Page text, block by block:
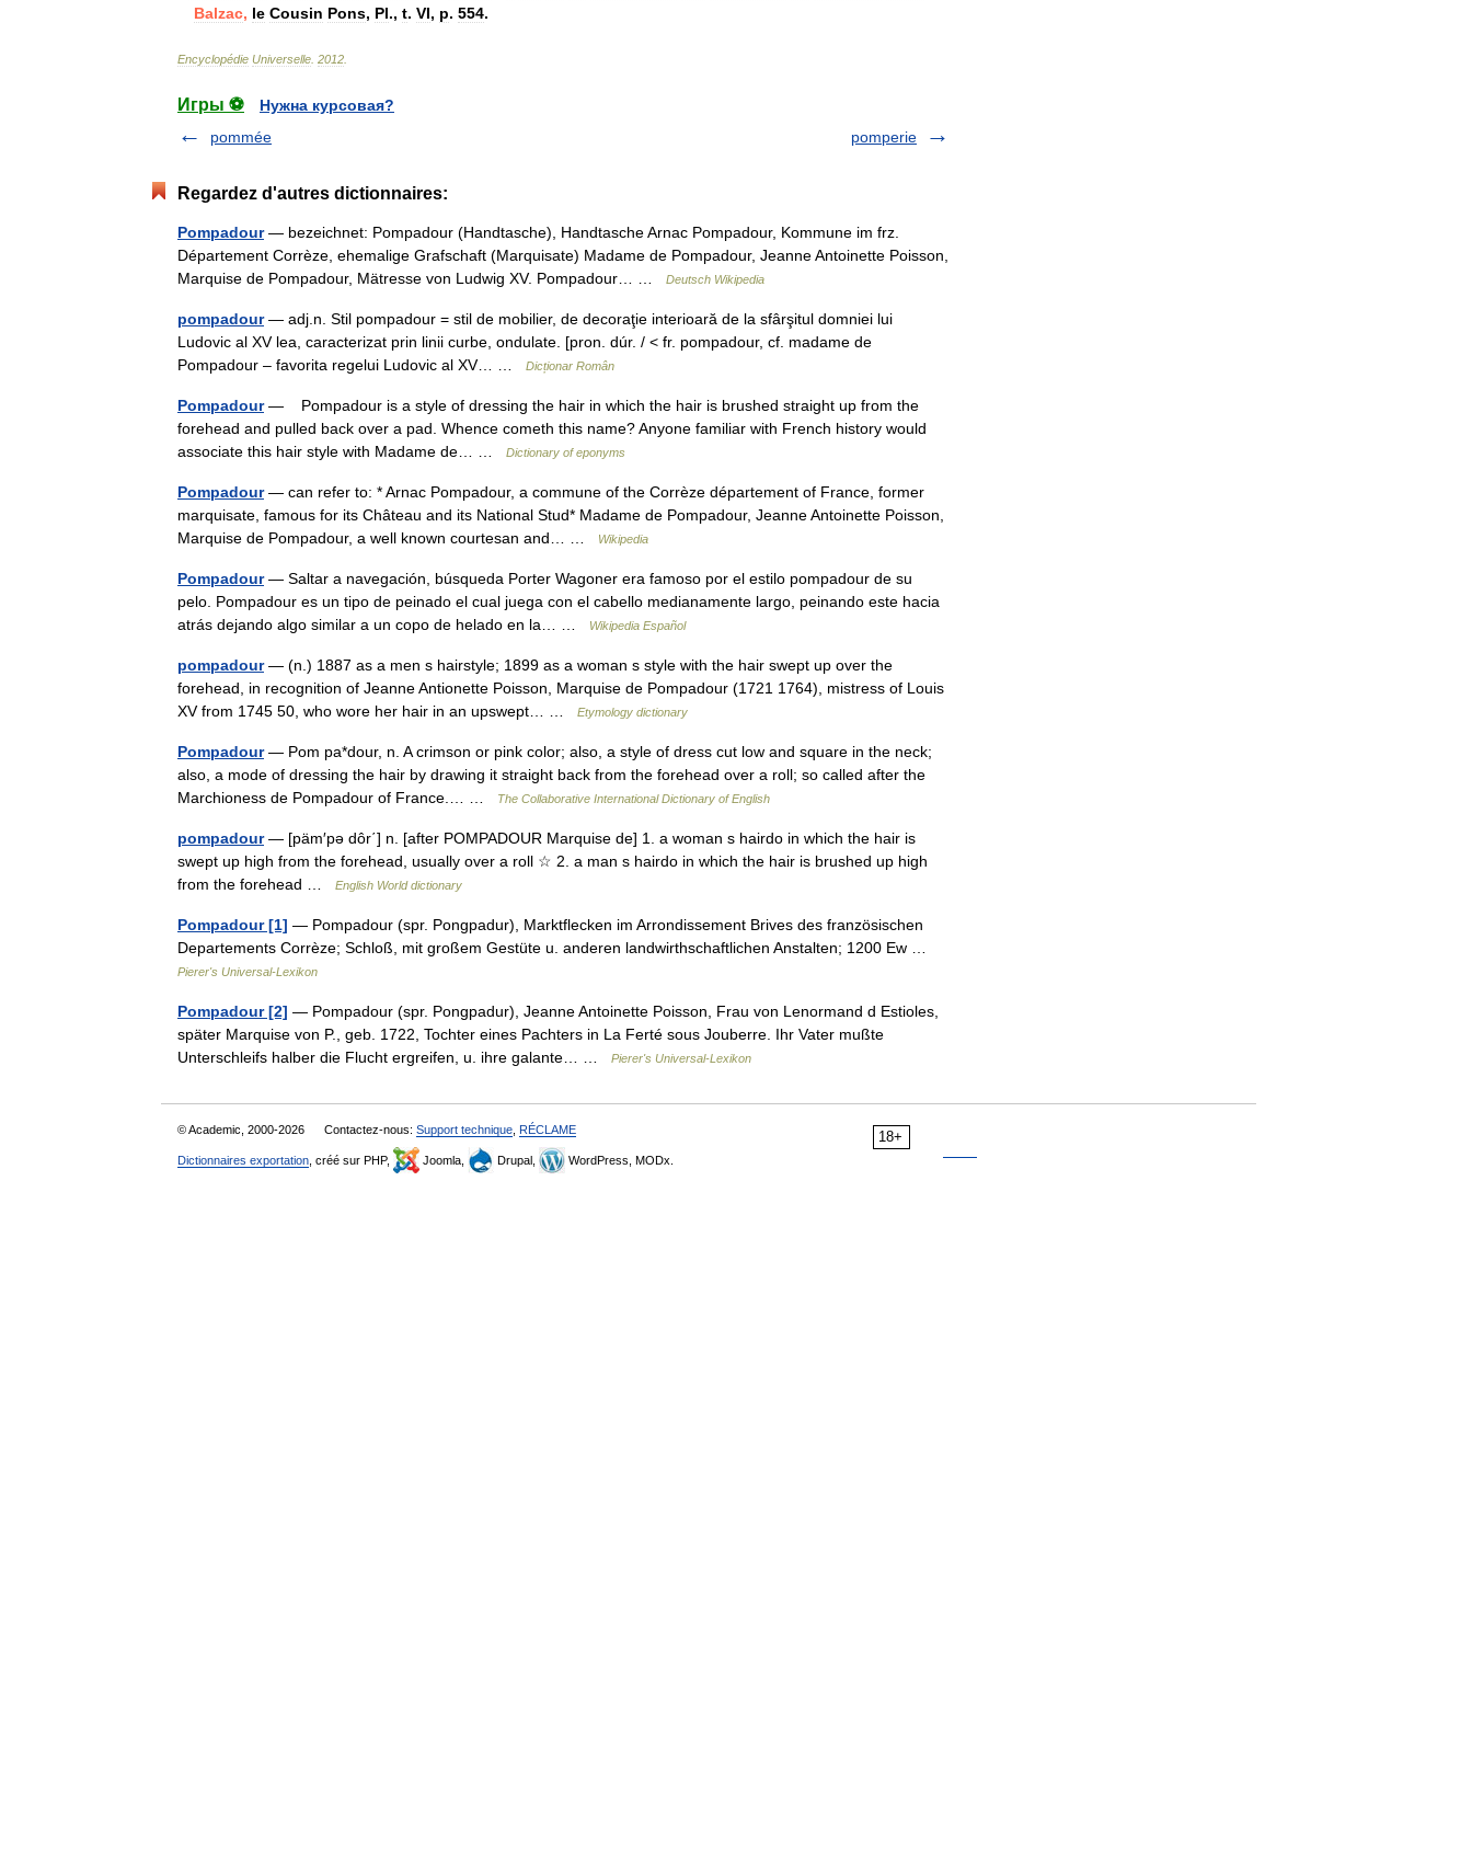
Balzac, le Cousin Pons, Pl., t. VI, p. 554.
Encyclopédie Universelle 2012
Игры ⚽
Нужна курсовая?
pommée
pomperie
Regardez d'autres dictionnaires:
Pompadour— bezeichnet: Pompadour (Handtasche), Handtasche Arnac Pompadour, Kommune im frz.
Département Corrèze, ehemalige Grafschaft (Marquisate) Madame de Pompadour, Jeanne Antoinette Poisson,
Marquise de Pompadour, Mätresse von Ludwig XV. Pompadour… …
Deutsch Wikipedia
pompadour— adj.n. Stil pompadour = stil de mobilier, de decoraţie interioară de la sfârşitul domniei lui
Ludovic al XV lea, caracterizat prin linii curbe, ondulate. [pron. dúr. / < fr. pompadour, cf. madame de
Pompadour – favorita regelui Ludovic al XV… …
Dicționar Român
Pompadour— Pompadour is a style of dressing the hair in which the hair is brushed straight up from the
forehead and pulled back over a pad. Whence cometh this name? Anyone familiar with French history would
associate this hair style with Madame de… …
Dictionary of eponyms
Pompadour— can refer to: * Arnac Pompadour, a commune of the Corrèze département of France, former
marquisate, famous for its Château and its National Stud* Madame de Pompadour, Jeanne Antoinette Poisson,
Marquise de Pompadour, a well known courtesan and… …
Wikipedia
Pompadour— Saltar a navegación, búsqueda Porter Wagoner era famoso por el estilo pompadour de su
pelo. Pompadour es un tipo de peinado el cual juega con el cabello medianamente largo, peinando este hacia
atrás dejando algo similar a un copo de helado en la… …
Wikipedia Español
pompadour— (n.) 1887 as a men s hairstyle; 1899 as a woman s style with the hair swept up over the
forehead, in recognition of Jeanne Antionette Poisson, Marquise de Pompadour (1721 1764), mistress of Louis
XV from 1745 50, who wore her hair in an upswept… …
Etymology dictionary
Pompadour— Pom pa*dour, n. A crimson or pink color; also, a style of dress cut low and square in the neck;
also, a mode of dressing the hair by drawing it straight back from the forehead over a roll; so called after the
Marchioness de Pompadour of France.… …
The Collaborative International Dictionary of English
pompadour— [päm′pə dôr΄] n. [after POMPADOUR Marquise de] 1. a woman s hairdo in which the hair is
swept up high from the forehead, usually over a roll ☆ 2. a man s hairdo in which the hair is brushed up high
from the forehead …
English World dictionary
Pompadour [1] — Pompadour (spr. Pongpadur), Marktflecken im Arrondissement Brives des französischen
Departements Corrèze; Schloß, mit großem Gestüte u. anderen landwirthschaftlichen Anstalten; 1200 Ew …
Pierer's Universal-Lexikon
Pompadour [2] — Pompadour (spr. Pongpadur), Jeanne Antoinette Poisson, Frau von Lenormand d Estioles,
später Marquise von P., geb. 1722, Tochter eines Pachters in La Ferté sous Jouberre. Ihr Vater mußte
Unterschleifs halber die Flucht ergreifen, u. ihre galante… …
Pierer's Universal-Lexikon
18+
© Academic, 2000-2026 Contactez-nous: Support technique RÉCLAME
Dictionnaires exportation , créé sur PHP, Joomla, Drupal, WordPress, MODx.